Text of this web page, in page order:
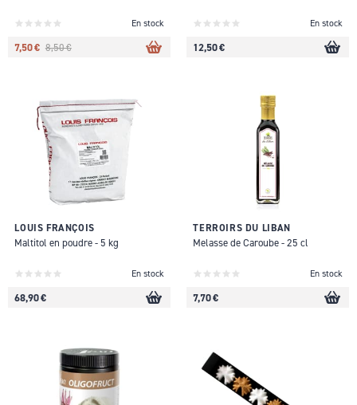
En stock
7,50 € 8,50 €
En stock
12,50 €
LOUIS FRANÇOIS
Maltitol en poudre - 5 kg
En stock
68,90 €
TERROIRS DU LIBAN
Melasse de Caroube - 25 cl
En stock
7,70 €